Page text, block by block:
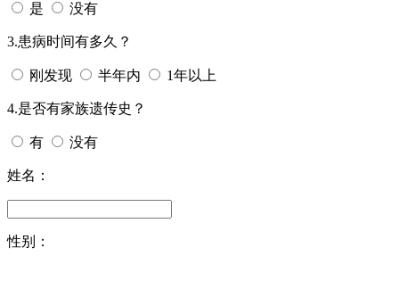
是 没有
3.患病时间有多久？
刚发现 半年内 1年以上
4.是否有家族遗传史？
有 没有
姓名：
性别：